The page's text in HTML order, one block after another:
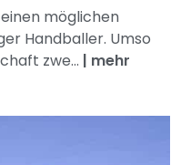
möglichen
Handballer. Umso
zwe... | mehr